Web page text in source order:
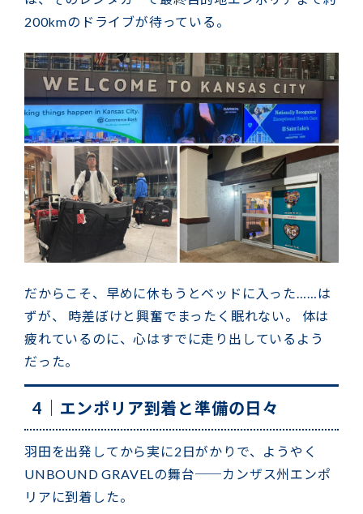
200kmのドライブが待っている。
だからこそ、早めに休もうとベッドに入った……は
ずが、 時差ぼけと興奮でまったく眠れない。 体は
疲れているのに、心はすでに走り出しているよう
だった。
4｜エンポリア到着と準備の日々
羽田を出発してから実に2日がかりで、ようやく
UNBOUND GRAVELの舞台──カンザス州エンポ
リアに到着した。